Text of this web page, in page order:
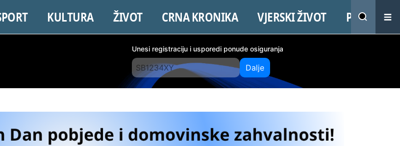
KULTURA ŽIVOT CRNA KRONIKA VJERSKI ŽIVOT PROMO
Unesi registraciju i usporedi ponude osiguranja
Dalje